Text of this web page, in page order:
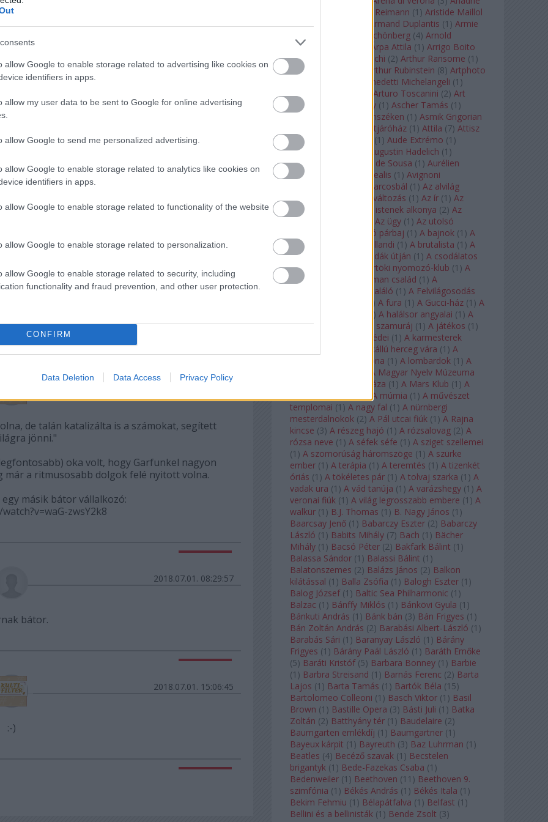
allow Google to enable storage related to advertising like cookies on
identifiers in apps.
allow my user data to be sent to Google for online advertising
allow Google to send me personalized advertising.
allow Google to enable storage related to analytics like cookies on
identifiers in apps.
allow Google to enable storage related to functionality of the website
allow Google to enable storage related to personalization.
allow Google to enable storage related to security, including
functionality and fraud prevention, and other user protection.
CONFIRM
Data Deletion Data Access Privacy Policy
CÍME:
tartalomnak minősülnek, értük a
üzemeltetője
esetén forduljon a blog szerkesztőjéhez. Részletek a
ezelőtt megjelent a Filmslágerek magyarul
2018.06.25. 09:23:28
sem hasonlít. Csak hogy hellóval kezdődik.
szerelmes izélés, hanem víziók jönnek
mint a rákl - ó, ez már verssor! Szóval köszi.
2018.06.30. 19:44:16
de talán katalizálta is a számokat, segített
jönni."
oka volt, hogy Garfunkel nagyon
már a ritmusosabb dolgok felé nyitott volna.
másik bátor vállalkozó:
zwsY2k8
2018.07.01. 08:29:57
bátor.
2018.07.01. 15:06:45
:-)
Aribert Reimann (1 ) Aristide Maillol
(3) Arleen Auger Armand Duplantis (1 ) Armie
Arnold Schönberg (4) Arnold
Schwarzenegger
Árpa Attila (1 ) Arrigo Boito
(2) Artemisia Gentileschi (2) Arthur Ransome (1 )
Arthur Rimbaud
Arthur Rubinstein (8) Artphoto
Arturo Benedetti Michelangeli (1 )
Arturo Di Modica
Arturo Toscanini (2) Art
Garfunkel
Art Shay (1 ) Ascher Tamás (1 )
Ascher Tamás Háromszéken (1 ) Asmik Grigorian
Átjáróház (1 ) Attila (7) Attisz
Aubrey Beardsley (1 ) Aude Extrémo (1 )
Audrey Hepburn
Augustin Hadelich (1 )
Aurelianus
Aurelia de Sousa (1 ) Aurélien
Pascal
Aurora borealis (1 ) Avignoni
Az álarcosbál (1 ) Az alvilág
professzora
Az átváltozás (1 ) Az ír (1 ) Az
isenheimi oltár
Az istenek alkonya (2) Az
olvasás éjszakája
Az ügy (1 ) Az utolsó
Az utolsó párbaj (1 ) A bajnok (1 ) A
bálna
A bolygó hollandi (1 ) A brutalista (1 ) A
Chorus Line
A csodák útján (1 ) A csodálatos
mandarin
A csütörtöki nyomozó-klub (1 ) A
doktor úr
A Fabelman család (1 ) A
A feltaláló (1 ) A Felvilágosodás
) A fura (1 ) A Gucci-ház (1 ) A
) A halálsor angyalai (1 ) A
halott város
A hét szamuráj (1 ) A játékos (1 )
A karmeliták párbeszédei (1 ) A karmesterek
A kékszakállú herceg vára (1 ) A
A korona (1 ) A lombardok (1 ) A
A Magyar Nyelv Múzeuma
A Magyar Zene Háza (1 ) A Mars Klub (1 ) A
A múmia (1 ) A művészet
templomai (1 ) A nagy fal (1 ) A nürnbergi
mesterdalnokok (2) A Pál utcai fiúk (1 ) A Rajna
kincse (3) A részeg hajó (1 ) A rózsalovag (2) A
rózsa neve (1 ) A séfek séfe (1 ) A sziget szellemei
(1 ) A szomorúság háromszöge (1 ) A szürke
ember (1 ) A terápia (1 ) A teremtés (1 ) A tizenkét
óriás (1 ) A tökéletes pár (1 ) A tolvaj szarka (1 ) A
vadak ura (1 ) A vád tanúja (1 ) A varázshegy (1 ) A
veronai fiúk (1 ) A világ legrosszabb embere (1 ) A
walkür (1 ) B.J. Thomas (1 ) B. Nagy János (1 )
Baarcsay Jenő (1 ) Babarczy Eszter (2) Babarczy
László (1 ) Babits Mihály (7) Bach (1 ) Bächer
Mihály (1 ) Bacsó Péter (2) Bakfark Bálint (1 )
Balassa Sándor (1 ) Balassi Bálint (1 )
Balatonszemes (2) Balázs János (2) Balkon
kilátással (1 ) Balla Zsófia (1 ) Balogh Eszter (1 )
Balog József (1 ) Baltic Sea Philharmonic (1 )
Balzac (1 ) Bánffy Miklós (1 ) Bánkövi Gyula (1 )
Bánkuti András (1 ) Bánk bán (3) Bán Frigyes (1 )
Bán Zoltán András (2) Barabási Albert-László (1 )
Barabás Sári (1 ) Baranyay László (1 ) Bárány
Frigyes (1 ) Bárány Paál László (1 ) Baráth Emőke
(5) Baráti Kristóf (5) Barbara Bonney (1 ) Barbie
(1 ) Barbra Streisand (1 ) Barnás Ferenc (2) Barta
Lajos (1 ) Barta Tamás (1 ) Bartók Béla (15)
Bartolomeo Colleoni (1 ) Basch Viktor (1 ) Basil
Brown (1 ) Bastille Opera (3) Básti Juli (1 ) Batka
Zoltán (2) Batthyány tér (1 ) Baudelaire (2)
Baumgarten emlékdíj (1 ) Baumgartner (1 )
Bayeux kárpit (1 ) Bayreuth (3) Baz Luhrman (1 )
Beatles (4) Becéző szavak (1 ) Becstelen
brigantyk (1 ) Bede-Fazekas Csaba (1 )
Bedenweiler (1 ) Beethoven (11 ) Beethoven 9.
szimfónia (1 ) Békés András (1 ) Békés Itala (1 )
Bekim Fehmiu (1 ) Bélapátfalva (1 ) Belfast (1 )
Bellini és a bellinisták (1 ) Bende Zsolt (3)